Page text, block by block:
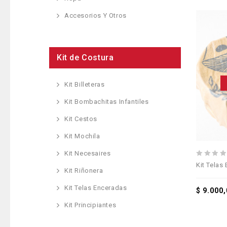
0
5
Kit Telas
$
Accesorios Y Otros
Kit de Costura
Kit Billeteras
Kit Bombachitas Infantiles
Kit Cestos
Kit Mochila
Kit Necesaires
Kit Riñonera
Kit Telas Enceradas
Kit Principiantes